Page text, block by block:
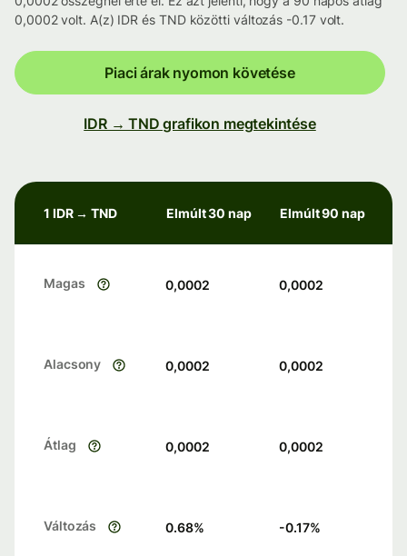
0,0002 volt. A(z) IDR és TND közötti változás -0.17 volt.
Piaci árak nyomon követése
IDR → TND grafikon megtekintése
1 IDR → TND Elmúlt 30 nap Elmúlt 90 nap
Magas 0,0002 0,0002
Alacsony 0,0002 0,0002
Átlag 0,0002 0,0002
Változás 0.68% -0.17%